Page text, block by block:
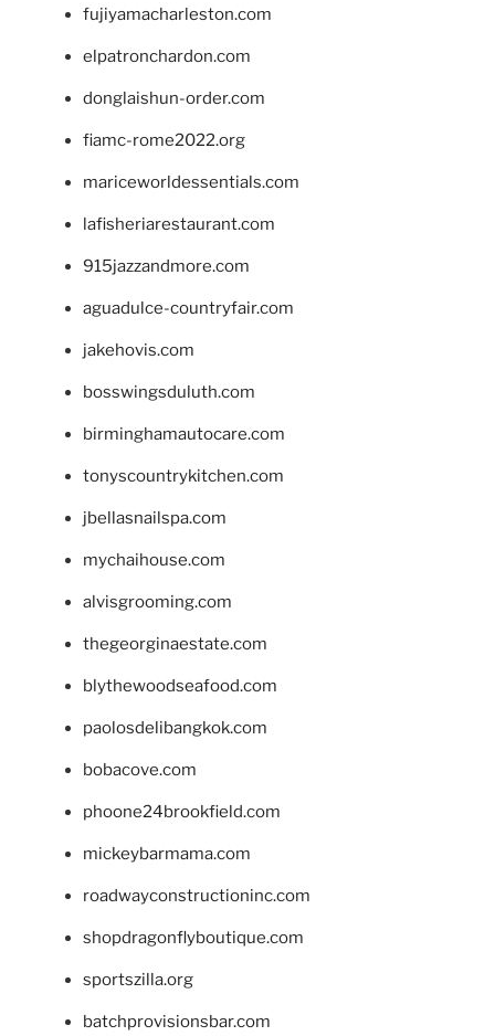
fujiyamacharleston.com
elpatronchardon.com
donglaishun-order.com
fiamc-rome2022.org
mariceworldessentials.com
lafisheriarestaurant.com
915jazzandmore.com
aguadulce-countryfair.com
jakehovis.com
bosswingsduluth.com
birminghamautocare.com
tonyscountrykitchen.com
jbellasnailspa.com
mychaihouse.com
alvisgrooming.com
thegeorginaestate.com
blythewoodseafood.com
paolosdelibangkok.com
bobacove.com
phoone24brookfield.com
mickeybarmama.com
roadwayconstructioninc.com
shopdragonflyboutique.com
sportszilla.org
batchprovisionsbar.com